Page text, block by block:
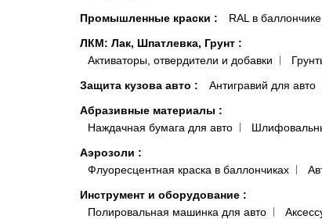
Промышленные краски : RAL в баллончике
ЛКМ: Лак, Шпатлевка, Грунт :
Активаторы, отвердители и добавки
Защита кузова авто : Антигравий для авто
Абразивные материалы :
Наждачная бумага для авто
Аэрозоли :
Флуоресцентная краска в баллончиках
Инструмент и оборудование :
Полировальная машинка для авто